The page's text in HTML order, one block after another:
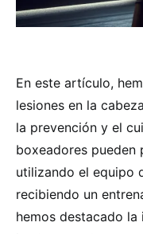
En este artículo,
lesiones en la
la prevención y el
boxeadores pueden
utilizando el equipo
recibiendo un
hemos destacado